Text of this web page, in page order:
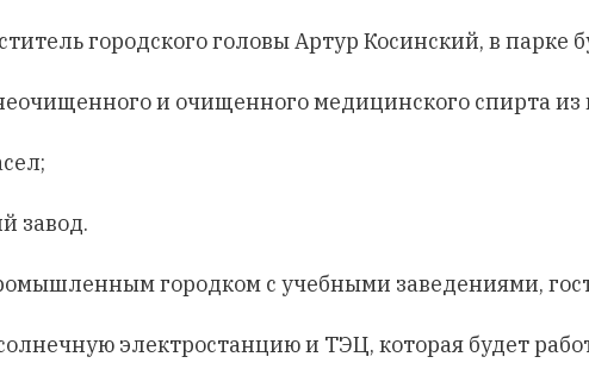
городского головы Артур Косинский, в
и очищенного медицинского спирта из
завод.
городком с учебными заведениями,
электростанцию и ТЭЦ, которая будет